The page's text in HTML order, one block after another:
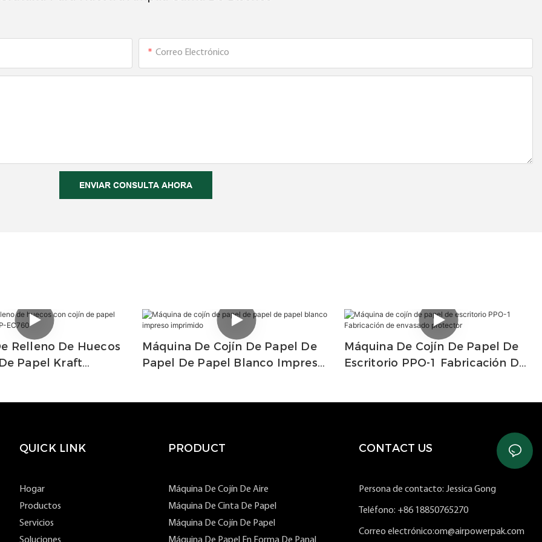
Correo Electrónico
ENVIAR CONSULTA AHORA
Relleno De Huecos
Papel Kraft
Máquina De Cojín De Papel De
Papel De Papel Blanco Impreso
Máquina De Cojín De Papel De
Escritorio PPO-1 Fabricación De
QUICK LINK
Hogar
Productos
Servicios
PRODUCT
Máquina De Cojín De Aire
Máquina De Cinta De Papel
Máquina De Cojín De Papel
CONTACT US
Persona de contacto: Jessica Gong
Teléfono: +86 18850765270
Correo electrónico:om@airpowerpak.com